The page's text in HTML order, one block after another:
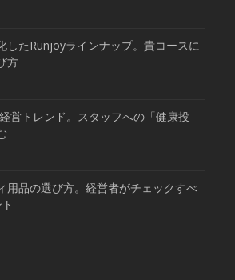
したRunjoyラインナップ。貴コースに
方
営トレンド。スタッフへの「健康投
用品の選び方。経営者がチェックすべ